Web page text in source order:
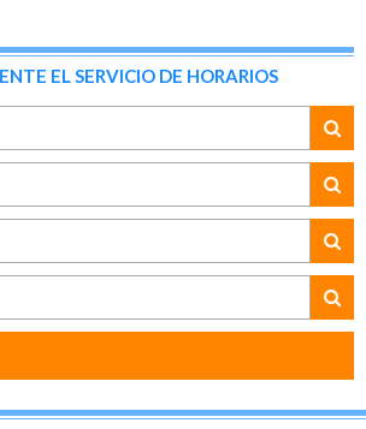
EL SERVICIO DE HORARIOS